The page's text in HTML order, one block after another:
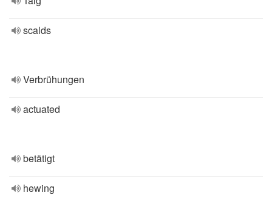
scalds
Verbrühungen
actuated
betätigt
hewing